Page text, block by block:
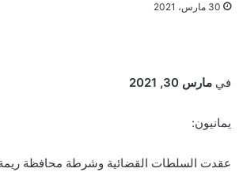
30 مارس، 2021
في مارس 30, 2021
يمانيون:
عقدت السلطات القضائية وشرطة محافظة ريمة